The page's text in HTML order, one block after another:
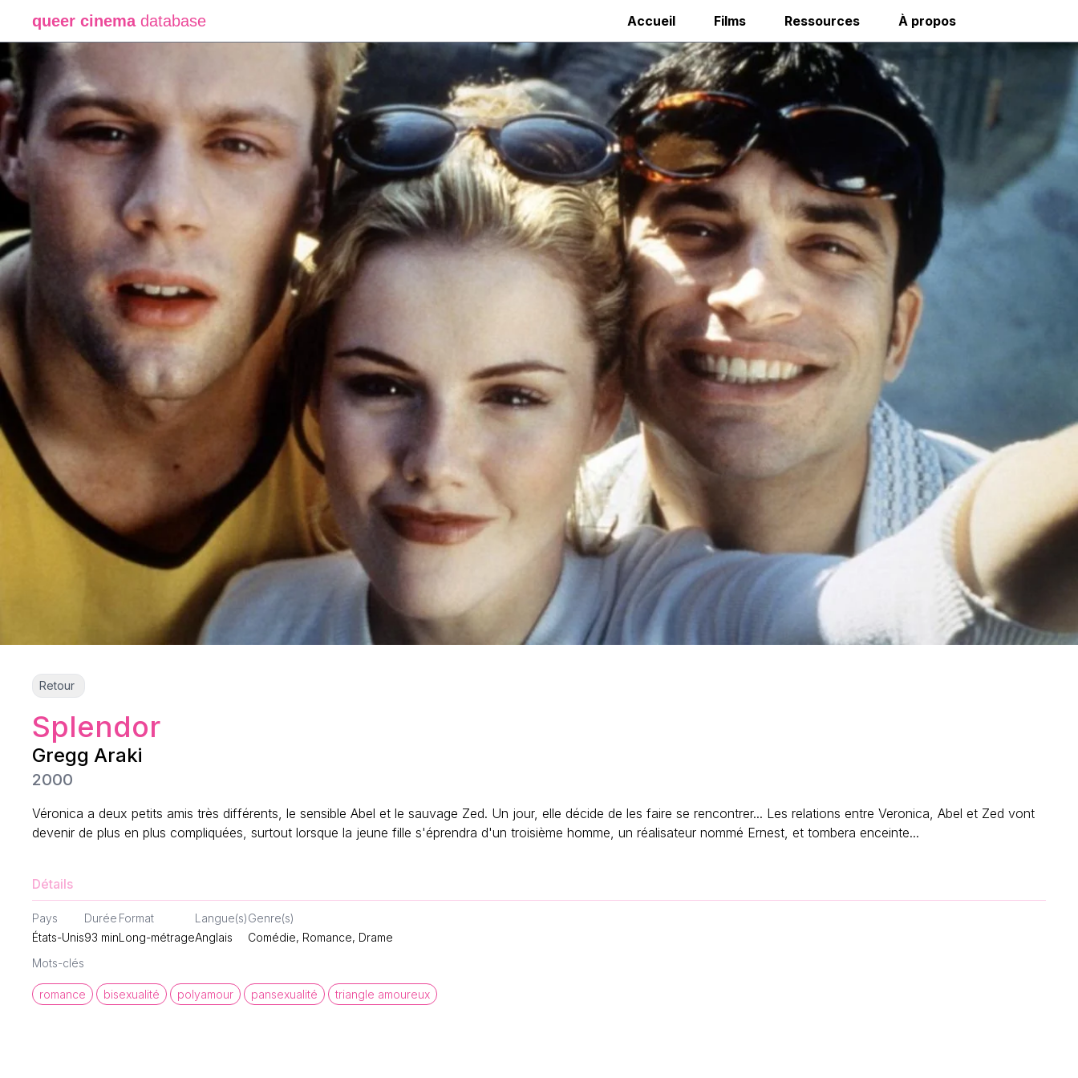
queer cinema database Accueil Films Ressources À propos
Retour
Splendor
Gregg Araki
2000
Véronica a deux petits amis très différents, le sensible Abel et le sauvage Zed. Un jour, elle décide de les faire se rencontrer... Les relations entre Veronica, Abel et Zed vont
devenir de plus en plus compliquées, surtout lorsque la jeune fille s'éprendra d'un troisième homme, un réalisateur nommé Ernest, et tombera enceinte...
Détails
Pays
États-Unis
Durée
93 min
Format
Long-métrage
Langue(s)
Anglais
Genre(s)
Comédie, Romance, Drame
Mots-clés
romance bisexualité polyamour pansexualité triangle amoureux